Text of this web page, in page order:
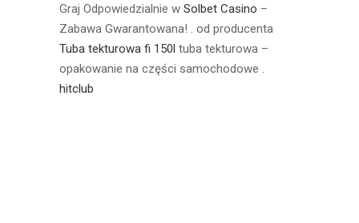
Graj Odpowiedzialnie w Solbet Casino –
Zabawa Gwarantowana! . od producenta
Tuba tekturowa fi 150l tuba tekturowa –
opakowanie na części samochodowe .
hitclub